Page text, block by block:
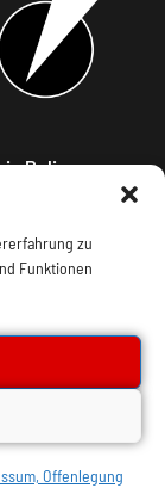
zu
Funktionen
Offenlegung
Policy